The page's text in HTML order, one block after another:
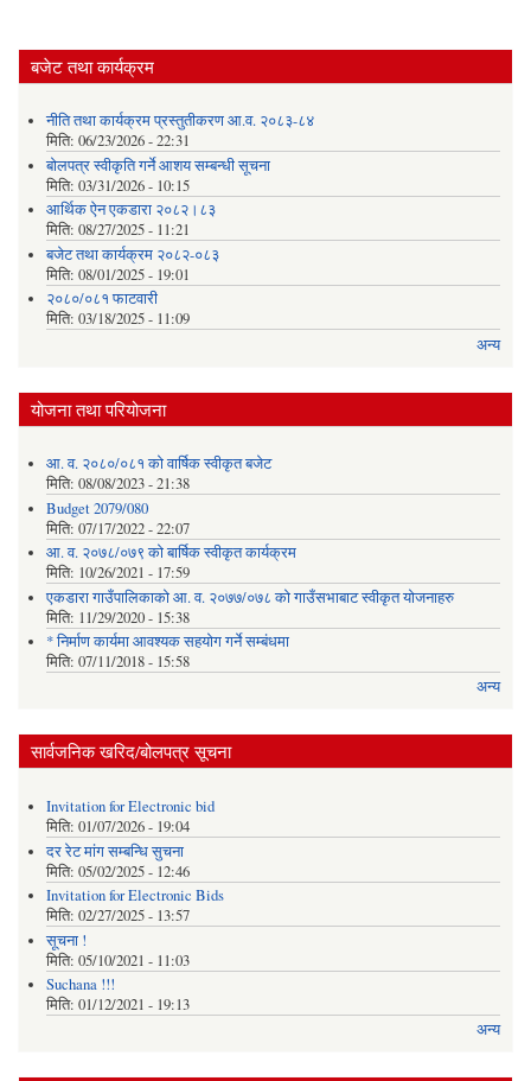
बजेट तथा कार्यक्रम
नीति तथा कार्यक्रम प्रस्तुतीकरण आ.व. २०८३-८४
मिति: 06/23/2026 - 22:31
बोलपत्र स्वीकृति गर्ने आशय सम्बन्धी सूचना
मिति: 03/31/2026 - 10:15
आर्थिक ऐन एकडारा २०८२।८३
मिति: 08/27/2025 - 11:21
बजेट तथा कार्यक्रम २०८२-०८३
मिति: 08/01/2025 - 19:01
२०८०/०८१ फाटवारी
मिति: 03/18/2025 - 11:09
अन्य
योजना तथा परियोजना
आ. व. २०८०/०८१ को वार्षिक स्वीकृत बजेट
मिति: 08/08/2023 - 21:38
Budget 2079/080
मिति: 07/17/2022 - 22:07
आ. व. २०७८/०७९ को बार्षिक स्वीकृत कार्यक्रम
मिति: 10/26/2021 - 17:59
एकडारा गाउँपालिकाको आ. व. २०७७/०७८ को गाउँसभाबाट स्वीकृत योजनाहरु
मिति: 11/29/2020 - 15:38
* निर्माण कार्यमा आवश्यक सहयोग गर्ने सम्बंधमा
मिति: 07/11/2018 - 15:58
अन्य
सार्वजनिक खरिद/बोलपत्र सूचना
Invitation for Electronic bid
मिति: 01/07/2026 - 19:04
दर रेट मांग सम्बन्धि सुचना
मिति: 05/02/2025 - 12:46
Invitation for Electronic Bids
मिति: 02/27/2025 - 13:57
सूचना !
मिति: 05/10/2021 - 11:03
Suchana !!!
मिति: 01/12/2021 - 19:13
अन्य